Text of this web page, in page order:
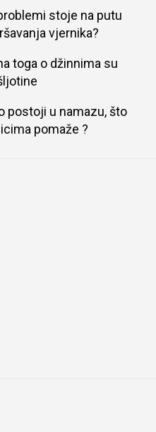
stoje na putu
vjernika?
toga o džinnima su
postoji u namazu, što
pomaže ?